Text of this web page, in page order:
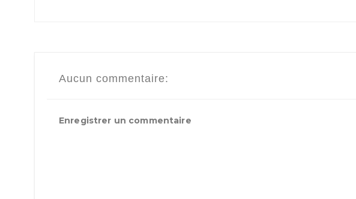
Aucun commentaire:
Enregistrer un commentaire